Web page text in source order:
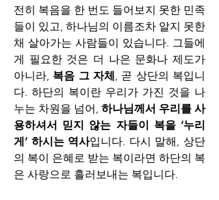
전히 복음을 한 번도 들어보지 못한 민족
들이 있고, 하나님의 이름조차 알지 못한
채 살아가는 사람들이 있습니다. 그들에
게 필요한 것은 더 나은 문화나 제도가
아니라, 복음 그 자체 , 곧 상단의 복입니
다. 하단의 복이란 우리가 가진 것을 나
누는 차원을 넘어, 하나님께서 우리를 사
용하셔서 믿지 않는 자들이 복을 ‘누리
게’ 하시는 역사입니다. 다시 말해, 상단
의 복이 은혜로 받는 복이라면 하단의 복
은 사랑으로 흘러보내는 복입니다.